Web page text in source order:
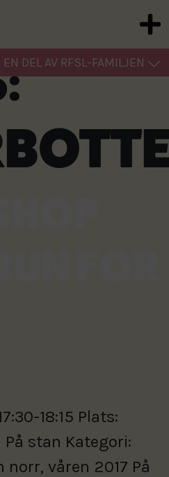
EN DEL AV RFSL-FAMILJEN
18:15 Plats:
stan Kategori:
våren 2017 På